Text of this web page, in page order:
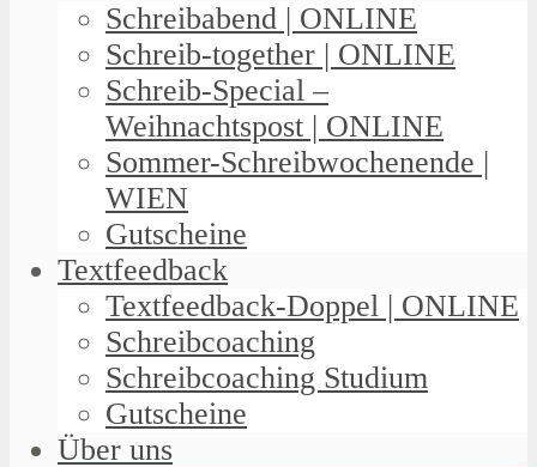
Schreibabend | ONLINE
Schreib-together | ONLINE
Schreib-Special –
Weihnachtspost | ONLINE
Sommer-Schreibwochenende |
WIEN
Gutscheine
Textfeedback
Textfeedback-Doppel | ONLINE
Schreibcoaching
Schreibcoaching Studium
Gutscheine
Über uns